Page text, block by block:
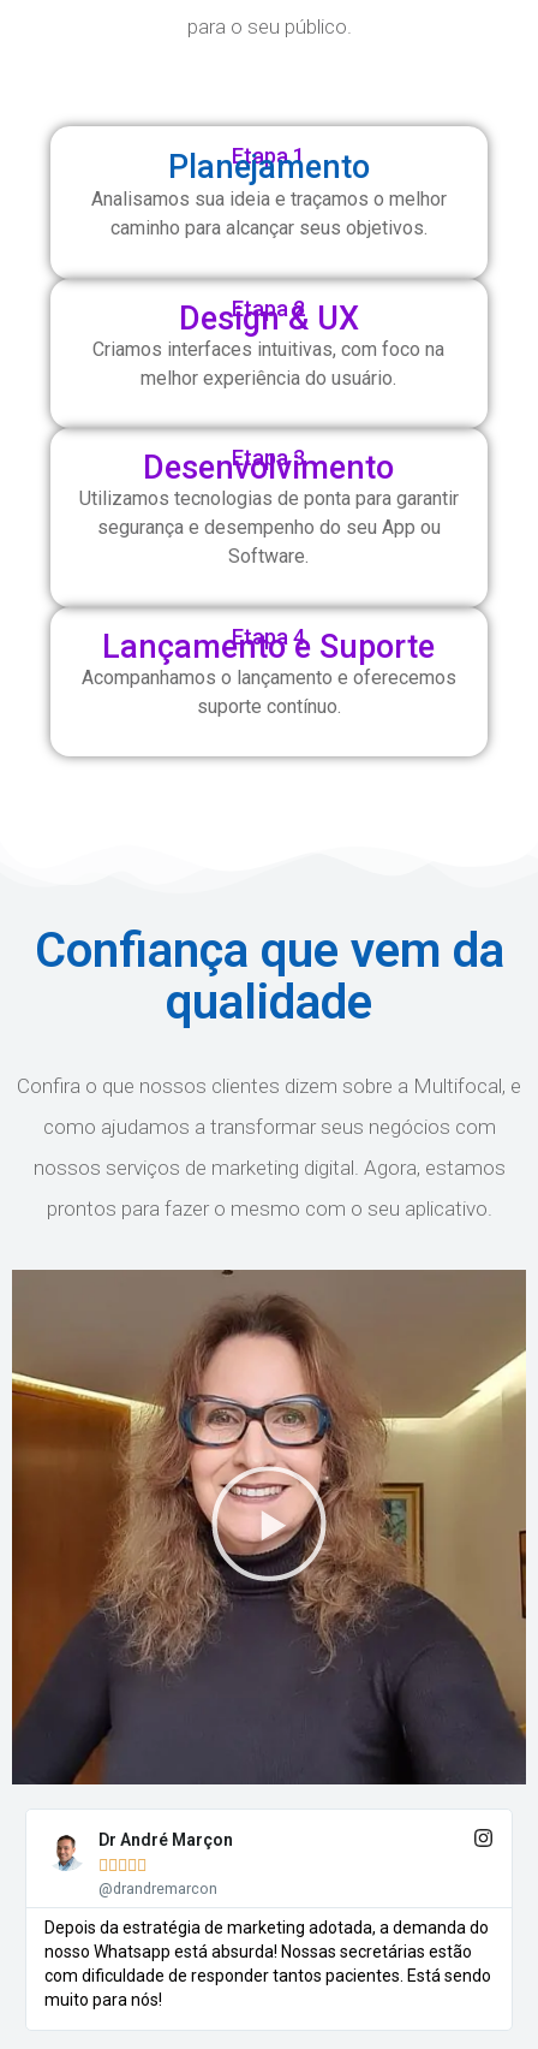
para o seu público.
Etapa 1
Planejamento
Analisamos sua ideia e traçamos o melhor
caminho para alcançar seus objetivos.
Etapa 2
Design & UX
Criamos interfaces intuitivas, com foco na
melhor experiência do usuário.
Etapa 3
Desenvolvimento
Utilizamos tecnologias de ponta para garantir
segurança e desempenho do seu App ou
Software.
Etapa 4
Lançamento e Suporte
Acompanhamos o lançamento e oferecemos
suporte contínuo.
Confiança que vem da
qualidade
Confira o que nossos clientes dizem sobre a Multifocal, e
como ajudamos a transformar seus negócios com
nossos serviços de marketing digital. Agora, estamos
prontos para fazer o mesmo com o seu aplicativo.
Dr André Marçon
    
@drandremarcon
Depois da estratégia de marketing adotada, a demanda do
nosso Whatsapp está absurda! Nossas secretárias estão
com dificuldade de responder tantos pacientes. Está sendo
muito para nós!